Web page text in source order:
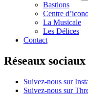
Bastions
Centre
La Musicale
Les Délices
Contact
Réseaux sociaux
Suivez-nous sur
Suivez-nous sur